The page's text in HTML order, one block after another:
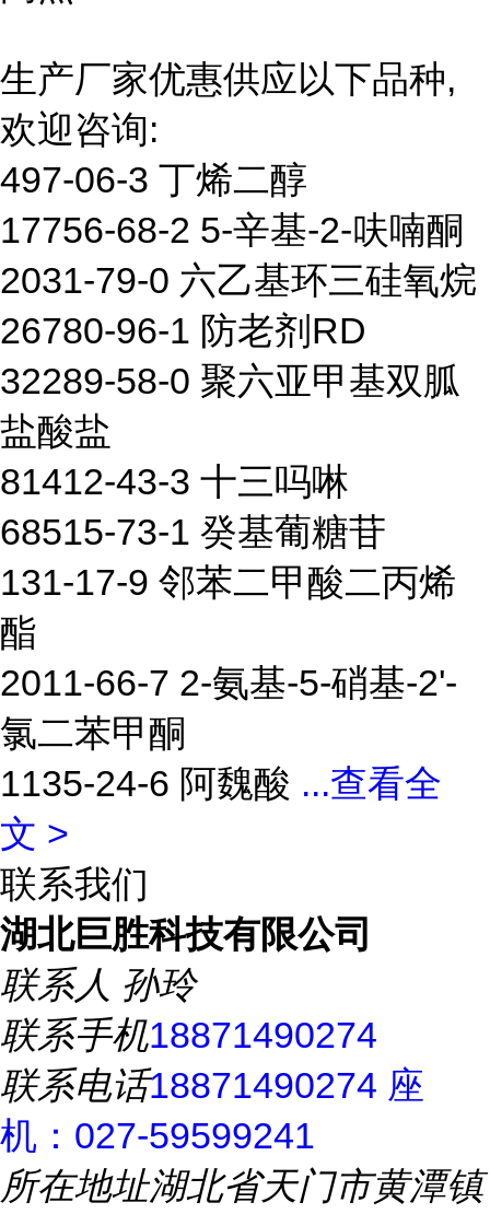
生产厂家优惠供应以下品种,
欢迎咨询:
497-06-3 丁烯二醇
17756-68-2 5-辛基-2-呋喃酮
2031-79-0 六乙基环三硅氧烷
26780-96-1 防老剂RD
32289-58-0 聚六亚甲基双胍
盐酸盐
81412-43-3 十三吗啉
68515-73-1 癸基葡糖苷
131-17-9 邻苯二甲酸二丙烯
酯
2011-66-7 2-氨基-5-硝基-2'-
氯二苯甲酮
1135-24-6 阿魏酸 ...查看全
文 >
联系我们
湖北巨胜科技有限公司
联系人 孙玲
联系手机18871490274
联系电话18871490274 座
机：027-59599241
所在地址湖北省天门市黄潭镇